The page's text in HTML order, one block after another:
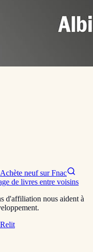
Achète neuf sur Fnac
de livres entre voisins
d'affiliation nous aident à